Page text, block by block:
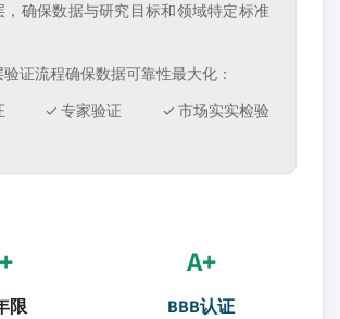
，确保数据与研究目标和领域特定标准
证流程确保数据可靠性最大化：
✓ 专家验证 ✓ 市场实实检验
限
A+
BBB认证